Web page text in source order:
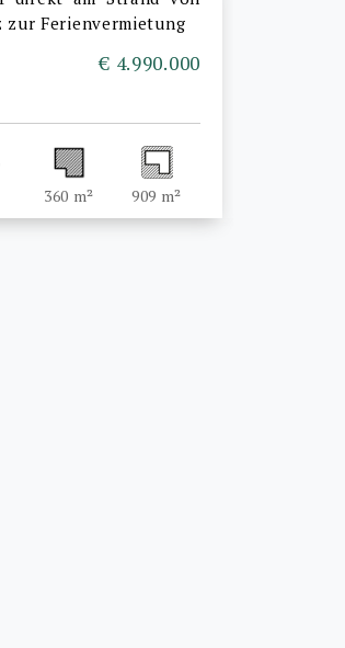
zur Ferienvermietung
€ 4.990.000
360 m² 909 m²